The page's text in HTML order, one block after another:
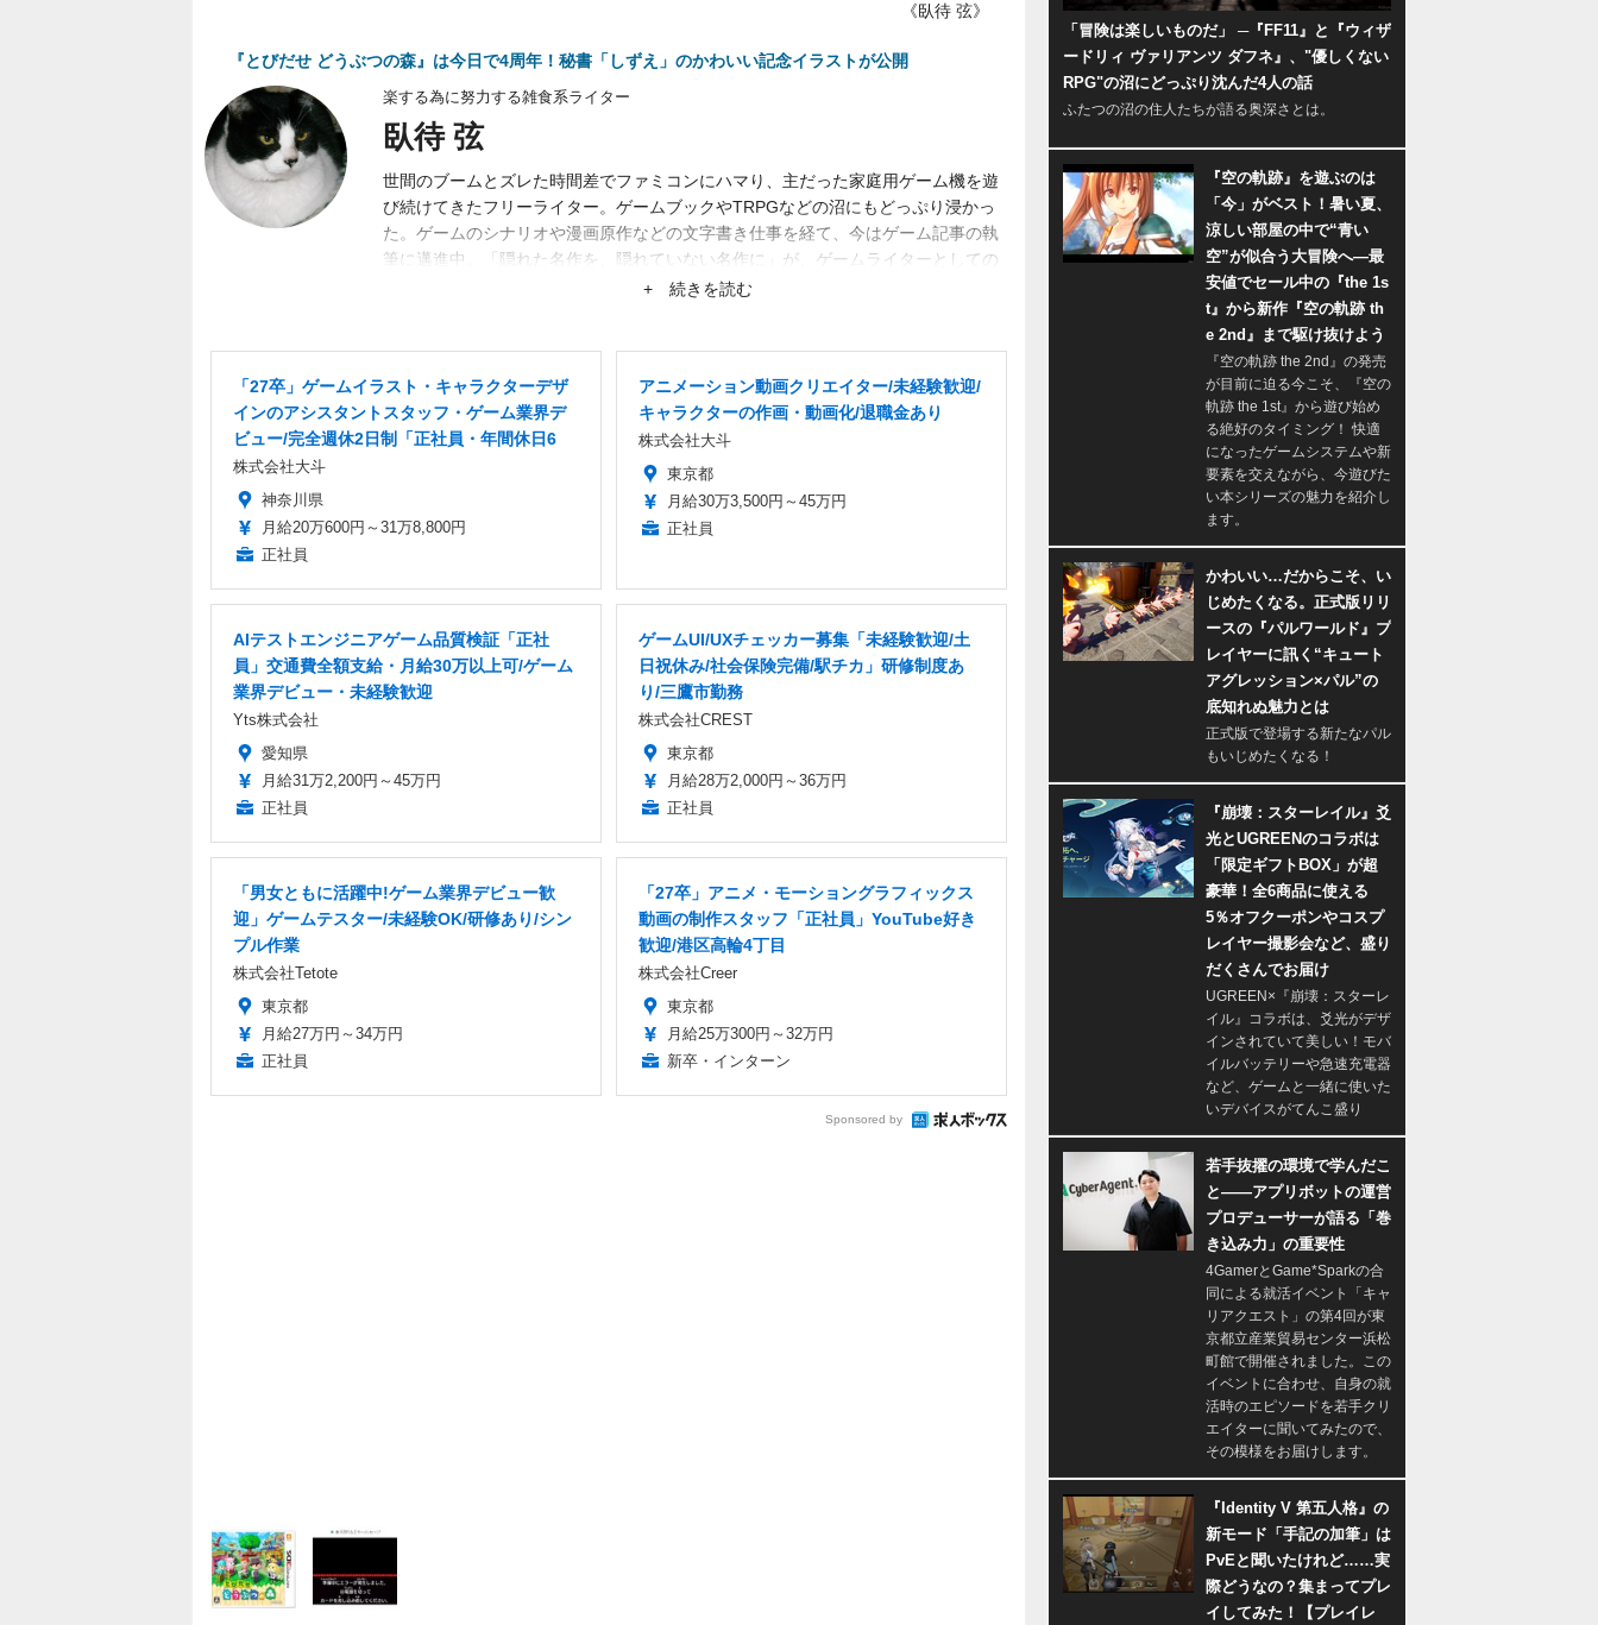
《臥待 弦》
『とびだせ どうぶつの森』は今日で4周年！秘書「しずえ」のかわいい記念イラストが公開
楽する為に努力する雑食系ライター
臥待 弦
世間のブームとズレた時間差でファミコンにハマり、主だった家庭用ゲーム機を遊
び続けてきたフリーライター。ゲームブックやTRPGなどの沼にもどっぷり浸かっ
た。ゲームのシナリオや漫画原作などの文字書き仕事を経て、今はゲーム記事の執
筆に邁進中。「隠れた名作を、隠れていない名作に」が、ゲームライターとしての
目標。隙あらば、あまり知られていない作品にスポットを当てたがる。仕事は幅広
+ 続きを読む
「27卒」ゲームイラスト・キャラクターデザ
インのアシスタントスタッフ・ゲーム業界デ
ビュー/完全週休2日制「正社員・年間休日6
株式会社大斗
神奈川県
月給20万600円～31万8,800円
正社員
アニメーション動画クリエイター/未経験歓迎/
キャラクターの作画・動画化/退職金あり
株式会社大斗
東京都
月給30万3,500円～45万円
正社員
AIテストエンジニアゲーム品質検証「正社
員」交通費全額支給・月給30万以上可/ゲーム
業界デビュー・未経験歓迎
Yts株式会社
愛知県
月給31万2,200円～45万円
正社員
ゲームUI/UXチェッカー募集「未経験歓迎/土
日祝休み/社会保険完備/駅チカ」研修制度あ
り/三鷹市勤務
株式会社CREST
東京都
月給28万2,000円～36万円
正社員
「男女ともに活躍中!ゲーム業界デビュー歓
迎」ゲームテスター/未経験OK/研修あり/シン
プル作業
株式会社Tetote
東京都
月給27万円～34万円
正社員
「27卒」アニメ・モーショングラフィックス
動画の制作スタッフ「正社員」YouTube好き
歓迎/港区高輪4丁目
株式会社Creer
東京都
月給25万300円～32万円
新卒・インターン
Sponsored by
「冒険は楽しいものだ」 ─『FF11』と『ウィザ
ードリィ ヴァリアンツ ダフネ』、"優しくない
RPG"の沼にどっぷり沈んだ4人の話
ふたつの沼の住人たちが語る奥深さとは。
『空の軌跡』を遊ぶのは
「今」がベスト！暑い夏、
涼しい部屋の中で“青い
空”が似合う大冒険へ―最
安値でセール中の『the 1s
t』から新作『空の軌跡 th
e 2nd』まで駆け抜けよう
『空の軌跡 the 2nd』の発売
が目前に迫る今こそ、『空の
軌跡 the 1st』から遊び始め
る絶好のタイミング！ 快適
になったゲームシステムや新
要素を交えながら、今遊びた
い本シリーズの魅力を紹介し
ます。
かわいい…だからこそ、い
じめたくなる。正式版リリ
ースの『パルワールド』プ
レイヤーに訊く“キュート
アグレッション×パル”の
底知れぬ魅力とは
正式版で登場する新たなパル
もいじめたくなる！
『崩壊：スターレイル』爻
光とUGREENのコラボは
「限定ギフトBOX」が超
豪華！全6商品に使える
5％オフクーポンやコスプ
レイヤー撮影会など、盛り
だくさんでお届け
UGREEN×『崩壊：スターレ
イル』コラボは、爻光がデザ
インされていて美しい！モバ
イルバッテリーや急速充電器
など、ゲームと一緒に使いた
いデバイスがてんこ盛り
若手抜擢の環境で学んだこ
と――アプリボットの運営
プロデューサーが語る「巻
き込み力」の重要性
4GamerとGame*Sparkの合
同による就活イベント「キャ
リアクエスト」の第4回が東
京都立産業貿易センター浜松
町館で開催されました。この
イベントに合わせ、自身の就
活時のエピソードを若手クリ
エイターに聞いてみたので、
その模様をお届けします。
『Identity V 第五人格』の
新モード「手記の加筆」は
PvEと聞いたけれど……実
際どうなの？集まってプレ
イしてみた！【プレイレ